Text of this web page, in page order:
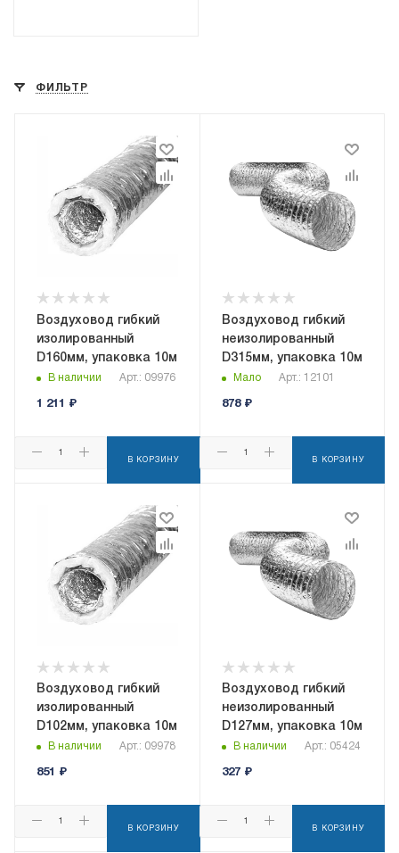
ФИЛЬТР
Воздуховод гибкий
изолированный
D160мм, упаковка 10м
В наличии Арт.: 09976
1 211 ₽
В КОРЗИНУ
Воздуховод гибкий
неизолированный
D315мм, упаковка 10м
Мало Арт.: 12101
878₽
В КОРЗИНУ
Воздуховод гибкий
изолированный
D102мм, упаковка 10м
В наличии Арт.: 09978
851 ₽
В КОРЗИНУ
Воздуховод гибкий
неизолированный
D127мм, упаковка 10м
В наличии Арт.: 05424
327₽
В КОРЗИНУ